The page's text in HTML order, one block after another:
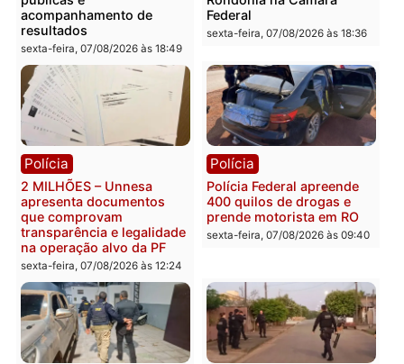
PM encontra drogas em
bicicleta de falso vendedor
de salgados em Porto
Velho
segunda-feira, 10/08/2026 às
07:48
ELEIÇÕES 2026 – TCE
alerta candidatos sobre
segunda-feira, 10/08/2026 às
07:22
Política
Marcos Rogério apresenta
Plano de Governo com
228 projetos, metas
públicas e
acompanhamento de
resultados
Política
Evanildo pode ser o
primeiro pastor de
Rondônia na Câmara
Federal
sexta-feira, 07/08/2026 às